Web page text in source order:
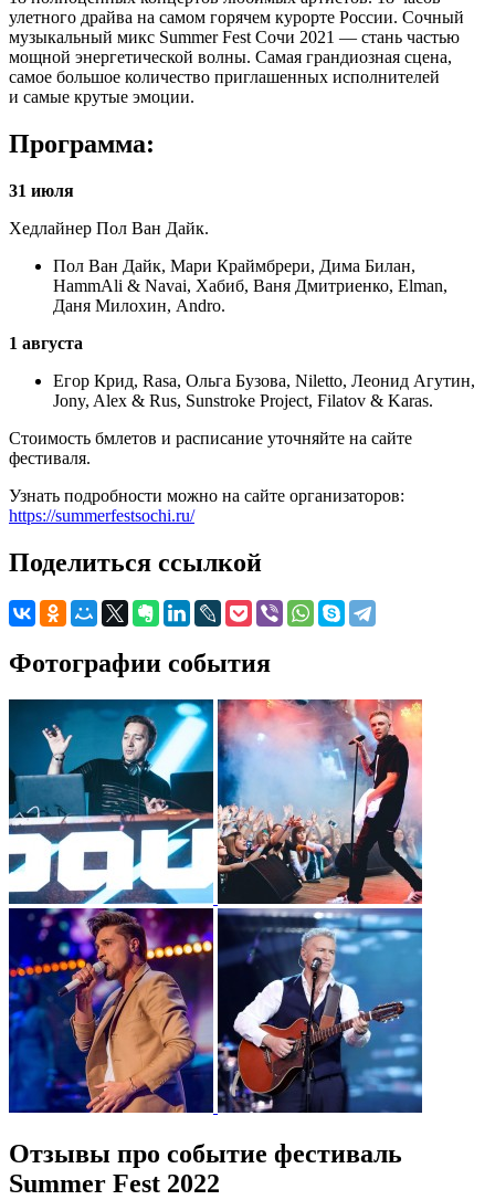
улетного драйва на самом горячем курорте России. Сочный
музыкальный микс Summer Fest Сочи 2021 — стань частью
мощной энергетической волны. Самая грандиозная сцена,
самое большое количество приглашенных исполнителей
и самые крутые эмоции.
Программа:
31 июля
Хедлайнер Пол Ван Дайк.
Пол Ван Дайк, Мари Краймбрери, Дима Билан,
HammAli & Navai, Хабиб, Ваня Дмитриенко, Elman,
Даня Милохин, Andro.
1 августа
Егор Крид, Rasa, Ольга Бузова, Niletto, Леонид Агутин,
Jony, Alex & Rus, Sunstroke Project, Filatov & Karas.
Стоимость бмлетов и расписание уточняйте на сайте
фестиваля.
Узнать подробности можно на сайте организаторов:
https://summerfestsochi.ru/
Поделиться ссылкой
Фотографии события
Отзывы про событие фестиваль
Summer Fest 2022